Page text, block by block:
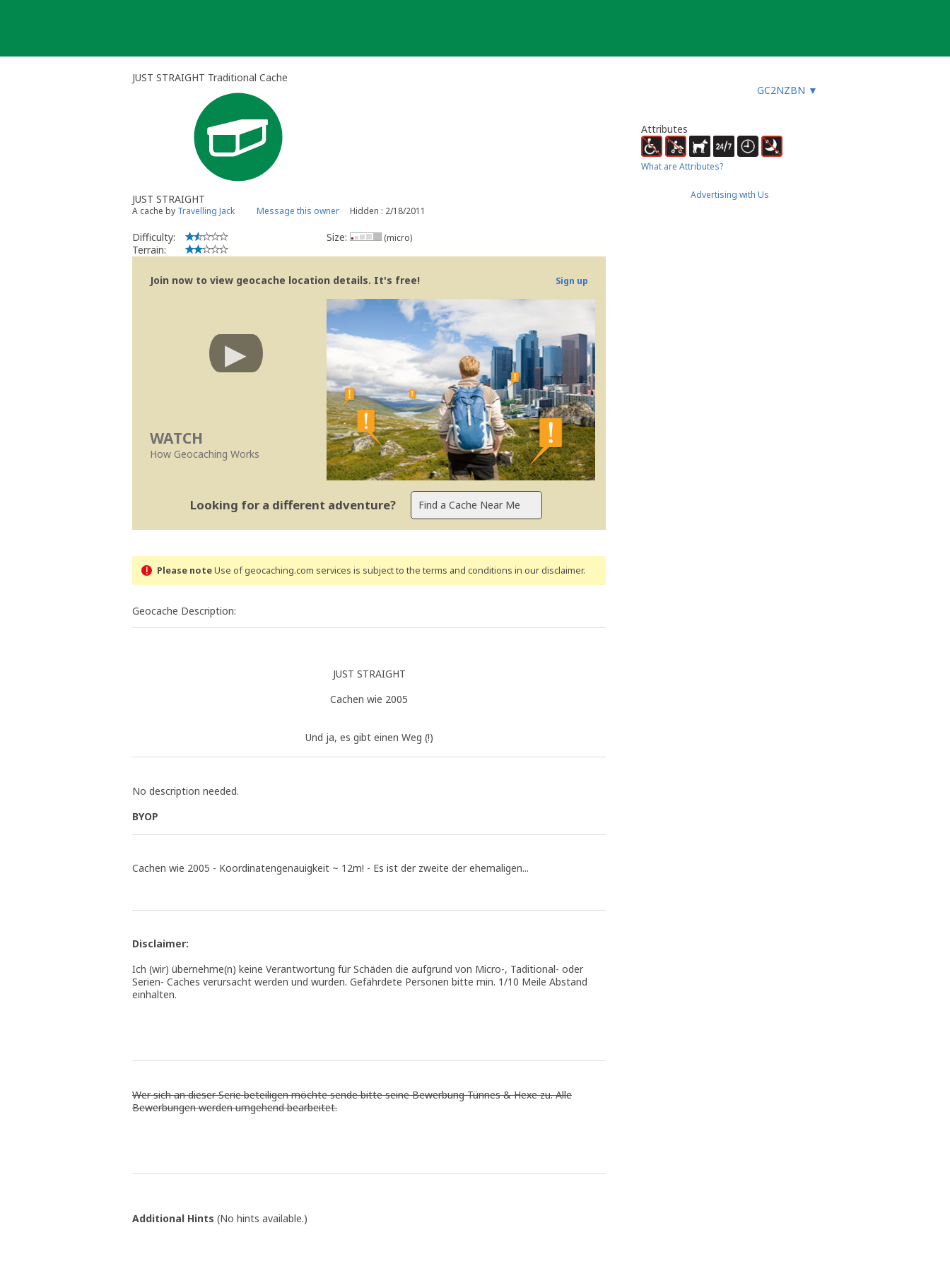
JUST STRAIGHT Traditional Cache
GC2NZBN ▼
JUST STRAIGHT
A cache by Travelling Jack Message this owner Hidden : 2/18/2011
Difficulty:
Terrain:
Size: (micro)
Join now to view geocache location details. It's free! Sign up
WATCH
How Geocaching Works
Looking for a different adventure?
Please noteUse of geocaching.com services is subject to the terms and conditions in our disclaimer.
Geocache Description:
JUST STRAIGHT
Cachen wie 2005
Und ja, es gibt einen Weg (!)
No description needed.
BYOP
Cachen wie 2005 - Koordinatengenauigkeit ~ 12m! - Es ist der zweite der ehemaligen...
Disclaimer:
Ich (wir) übernehme(n) keine Verantwortung für Schäden die aufgrund von Micro-, Taditional- oder
Serien- Caches verursacht werden und wurden. Gefährdete Personen bitte min. 1/10 Meile Abstand
einhalten.
Wer sich an dieser Serie beteiligen möchte sende bitte seine Bewerbung Tünnes & Hexe zu. Alle
Bewerbungen werden umgehend bearbeitet.
Additional Hints (No hints available.)
Attributes
What are Attributes?
Advertising with Us